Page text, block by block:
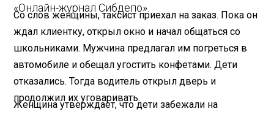
«Онлайн-журнал Сибдепо».
Со слов женщины, таксист приехал на заказ. Пока он
ждал клиентку, открыл окно и начал общаться со
школьниками. Мужчина предлагал им погреться в
автомобиле и обещал угостить конфетами. Дети
отказались. Тогда водитель открыл дверь и
продолжил их уговаривать.
Женщина утверждает, что дети забежали на